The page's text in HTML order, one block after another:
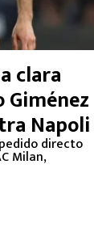
clara
Napoli
directo
Milan,